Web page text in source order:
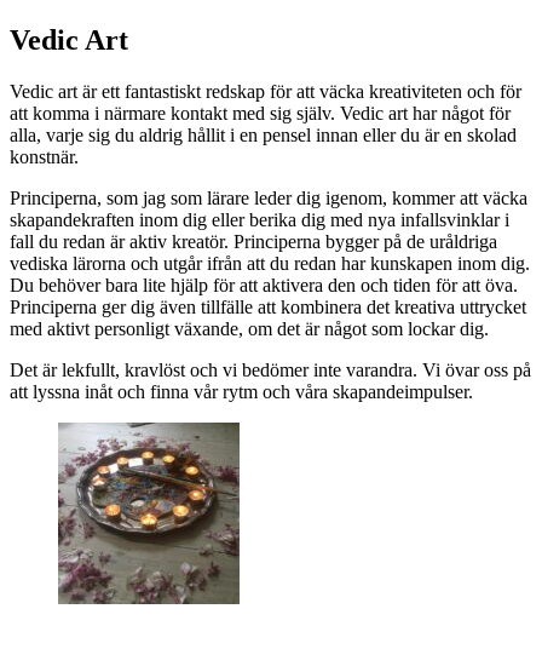
Vedic Art
Vedic art är ett fantastiskt redskap för att väcka kreativiteten och för
att komma i närmare kontakt med sig själv. Vedic art har något för
alla, varje sig du aldrig hållit i en pensel innan eller du är en skolad
konstnär.
Principerna, som jag som lärare leder dig igenom, kommer att väcka
skapandekraften inom dig eller berika dig med nya infallsvinklar i
fall du redan är aktiv kreatör. Principerna bygger på de uråldriga
vediska lärorna och utgår ifrån att du redan har kunskapen inom dig.
Du behöver bara lite hjälp för att aktivera den och tiden för att öva.
Principerna ger dig även tillfälle att kombinera det kreativa uttrycket
med aktivt personligt växande, om det är något som lockar dig.
Det är lekfullt, kravlöst och vi bedömer inte varandra. Vi övar oss på
att lyssna inåt och finna vår rytm och våra skapandeimpulser.